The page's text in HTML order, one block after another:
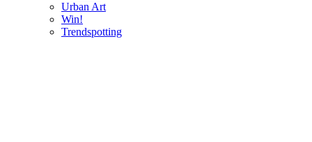
Urban Art
Win!
Trendspotting